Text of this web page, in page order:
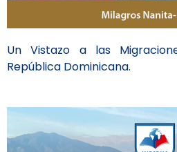
Un Vistazo a las
República Dominicana.